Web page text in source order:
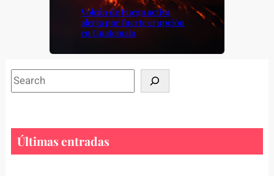
Volcán de Fuego activa
alerta por fuerte erupción
en Guatemala
S
e
h
Últimas entradas